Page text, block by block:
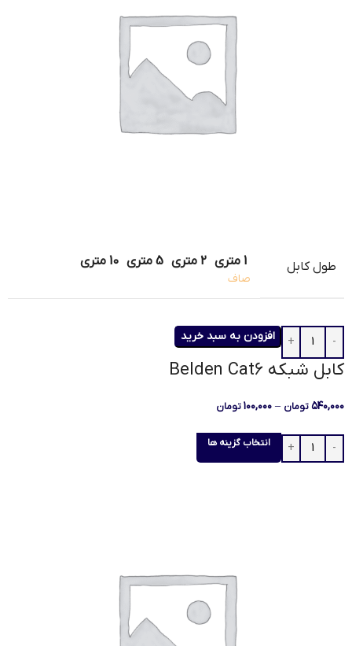
طول کابل 1 متری 2 متری 5 متری 10 متری
صاف
افزودن به سبد خرید
کابل شبکه Belden Cat6
۵۴۰,۰۰۰تومان – ۱۰۰,۰۰۰تومان
انتخاب گزینه ها